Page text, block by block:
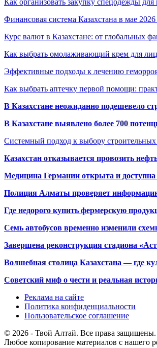
Как организовать закупку спецодежды
Финансовая система Казахстана в мае
Курс валют в Казахстане: от глобальных
Как выбрать омолаживающий крем для
Эффективные подходы к лечению
Как выбрать аптечку первой помощи:
В Казахстане неожиданно подешевело
В Казахстане выявлено более 700
Системный подход к выбору строительных
Казахстан отказывается провозить
Медицина Германии открыта и
Полиция Алматы проверяет
Где недорого купить фермерскую
Семь автобусов временно изменили
Завершена реконструкция стадиона
Волшебная столица Казахстана — где
Советский миф о чести и реальная
Реклама на сайте
Политика конфиденциальности
Пользовательское соглашение
© 2026 - Твой Алтай. Все права защищены.
Любое копирование материалов с нашего